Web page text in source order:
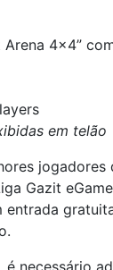
Arena 4×4”
em telão
jogadores
Gazit
entrada
necessário